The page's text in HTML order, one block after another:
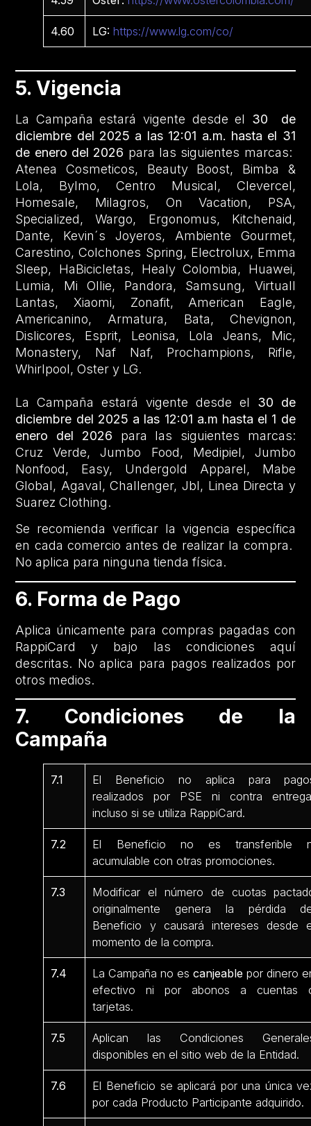
4.60 LG: https://www.lg.com/co/
5. Vigencia
La Campaña estará vigente desde el 30 de
diciembre del 2025 a las 12:01 a.m. hasta el 31
de enero del 2026 para las siguientes marcas:
Atenea Cosmeticos, Beauty Boost, Bimba &
Lola, Bylmo, Centro Musical, Clevercel,
Homesale, Milagros, On Vacation, PSA,
Specialized, Wargo, Ergonomus, Kitchenaid,
Dante, Kevin´s Joyeros, Ambiente Gourmet,
Carestino, Colchones Spring, Electrolux, Emma
Sleep, HaBicicletas, Healy Colombia, Huawei,
Lumia, Mi Ollie, Pandora, Samsung, Virtuall
Lantas, Xiaomi, Zonafit, American Eagle,
Americanino, Armatura, Bata, Chevignon,
Dislicores, Esprit, Leonisa, Lola Jeans, Mic,
Monastery, Naf Naf, Prochampions, Rifle,
Whirlpool, Oster y LG.
La Campaña estará vigente desde el 30 de
diciembre del 2025 a las 12:01 a.m hasta el 1 de
enero del 2026 para las siguientes marcas:
Cruz Verde, Jumbo Food, Medipiel, Jumbo
Nonfood, Easy, Undergold Apparel, Mabe
Global, Agaval, Challenger, Jbl, Linea Directa y
Suarez Clothing.
Se recomienda verificar la vigencia específica
en cada comercio antes de realizar la compra.
No aplica para ninguna tienda física.
6. Forma de Pago
Aplica únicamente para compras pagadas con
RappiCard y bajo las condiciones aquí
descritas. No aplica para pagos realizados por
otros medios.
7. Condiciones de la
Campaña
7.1
El Beneficio no aplica para
realizados por PSE ni contra
incluso si se utiliza RappiCard.
7.2
El Beneficio no es transferible
acumulable con otras promociones.
7.3
Modificar el número de cuotas
originalmente genera la pérdida
Beneficio y causará intereses desde
momento de la compra.
7.4 La Campaña no escanjeable por dinero
efectivo ni por abonos a cuentas
tarjetas.
7.5
Aplican las Condiciones
disponibles en el sitio web de la Entidad.
7.6
El Beneficio se aplicará por una única
por cada Producto Participante adquirido.